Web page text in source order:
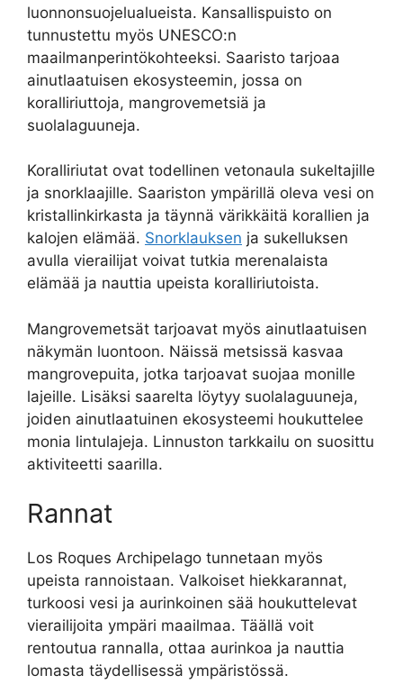
luonnonsuojelualueista. Kansallispuisto on
tunnustettu myös UNESCO:n
maailmanperintökohteeksi. Saaristo tarjoaa
ainutlaatuisen ekosysteemin, jossa on
koralliriuttoja, mangrovemetsiä ja
suolalaguuneja.
Koralliriutat ovat todellinen vetonaula sukeltajille
ja snorklaajille. Saariston ympärillä oleva vesi on
kristallinkirkasta ja täynnä värikkäitä korallien ja
kalojen elämää. Snorklauksen ja sukelluksen
avulla vierailijat voivat tutkia merenalaista
elämää ja nauttia upeista koralliriutoista.
Mangrovemetsät tarjoavat myös ainutlaatuisen
näkymän luontoon. Näissä metsissä kasvaa
mangrovepuita, jotka tarjoavat suojaa monille
lajeille. Lisäksi saarelta löytyy suolalaguuneja,
joiden ainutlaatuinen ekosysteemi houkuttelee
monia lintulajeja. Linnuston tarkkailu on suosittu
aktiviteetti saarilla.
Rannat
Los Roques Archipelago tunnetaan myös
upeista rannoistaan. Valkoiset hiekkarannat,
turkoosi vesi ja aurinkoinen sää houkuttelevat
vierailijoita ympäri maailmaa. Täällä voit
rentoutua rannalla, ottaa aurinkoa ja nauttia
lomasta täydellisessä ympäristössä.